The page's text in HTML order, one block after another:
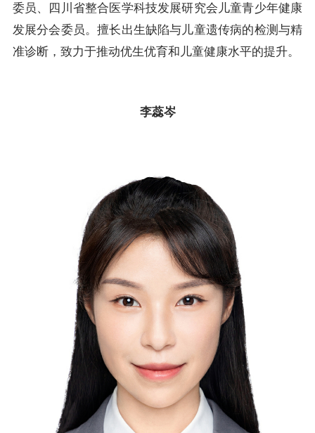
委员、四川省整合医学科技发展研究会儿童青少年健康
发展分会委员。擅长出生缺陷与儿童遗传病的检测与精
准诊断，致力于推动优生优育和儿童健康水平的提升。
李蕊岑